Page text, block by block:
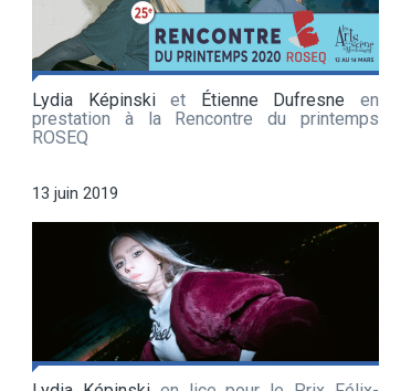
Lydia Képinskiet Étienne Dufresne en
prestation à la Rencontre du printemps
ROSEQ
13 juin 2019